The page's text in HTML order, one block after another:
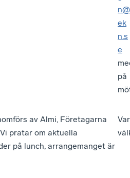
n@
ek
n.s
e
på
av Almi, Företagarna
pratar om aktuella
på lunch, arrangemanget är